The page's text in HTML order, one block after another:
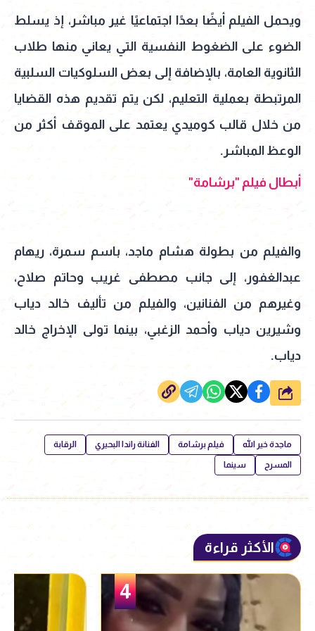
ويحمل الفيلم أيضًا بعدًا اجتماعيًا غير مباشر، إذ يسلط
الضوء على الضغوط النفسية التي يعاني منها طلاب
الثانوية العامة، بالإضافة إلى بعض السلوكيات السلبية
المرتبطة بعملية التعليم، لكن يتم تقديم هذه القضايا
من خلال قالب كوميدي يعتمد على الموقف أكثر من
الوعظ المباشر.
أبطال فيلم "برشامة"
والفيلم من بطولة هشام ماجد، باسم سمرة، ريهام
عبدالغفور، إلى جانب مصطفى غريب وحاتم صلاح،
وغيرهم من الفنانين، والفيلم من تأليف خالد دياب
وشيرين دياب وأحمد الزغبي، بينما تولى الإخراج خالد
دياب.
شارك
ماجدة خير الله فيلم برشامة الفنانة راندا البحيري الرقابة
المسرح سينما
الأكثر قراءة
5